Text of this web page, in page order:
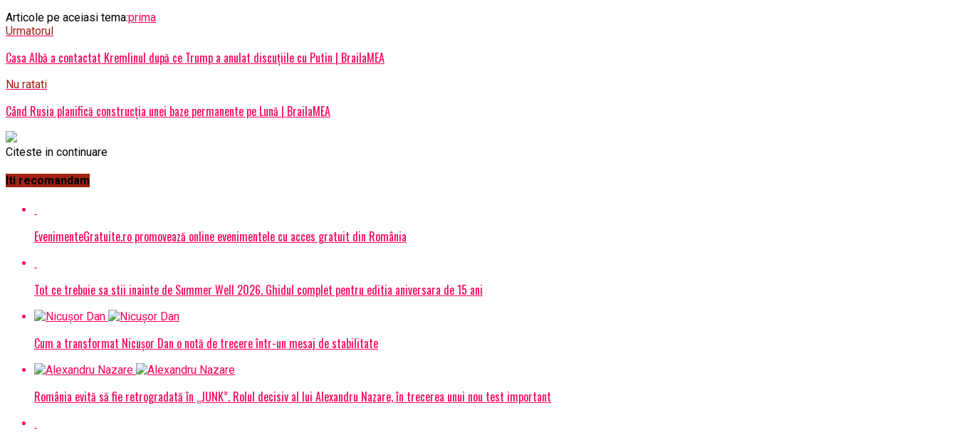
Articole pe aceiasi tema:prima
Urmatorul
Casa Albă a contactat Kremlinul după ce Trump a anulat discuțiile cu Putin | BrailaMEA
Nu ratati
Când Rusia planifică construcția unei baze permanente pe Lună | BrailaMEA
Citeste in continuare
Iti recomandam
EvenimenteGratuite.ro promovează online evenimentele cu acces gratuit din România
Tot ce trebuie sa stii inainte de Summer Well 2026. Ghidul complet pentru editia aniversara de 15 ani
Cum a transformat Nicușor Dan o notă de trecere într-un mesaj de stabilitate
România evită să fie retrogradată în „JUNK”. Rolul decisiv al lui Alexandru Nazare, în trecerea unui nou test important